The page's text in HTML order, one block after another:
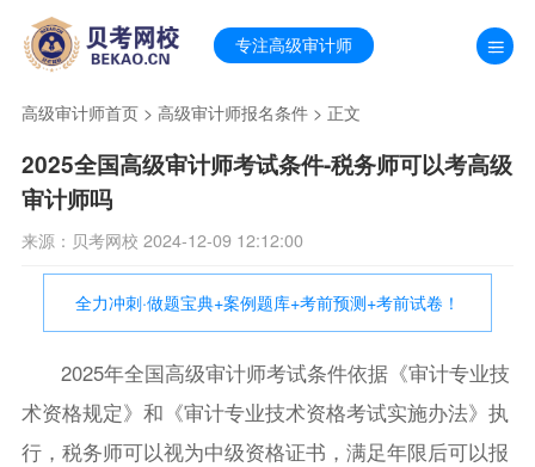
专注高级审计师
高级审计师首页> 高级审计师报名条件> 正文
2025全国高级审计师考试条件-税务师可以考高级
审计师吗
来源：贝考网校 2024-12-09 12:12:00
全力冲刺·做题宝典+案例题库+考前预测+考前试卷！
2025年全国高级审计师考试条件依据《审计专业技
术资格规定》和《审计专业技术资格考试实施办法》执
行，税务师可以视为中级资格证书，满足年限后可以报